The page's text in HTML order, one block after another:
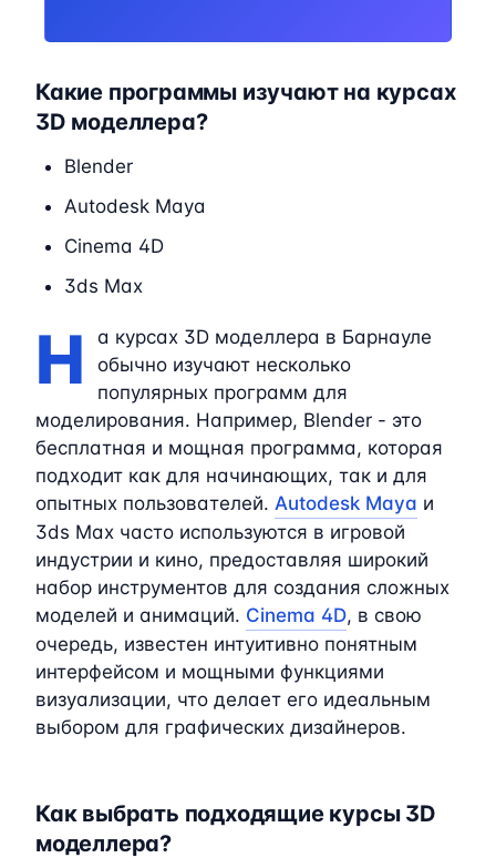
Какие программы изучают на курсах
3D моделлера?
Blender
Autodesk Maya
Cinema 4D
3ds Max
Н
а курсах 3D моделлера в Барнауле
обычно изучают несколько
популярных программ для
моделирования. Например, Blender - это
бесплатная и мощная программа, которая
подходит как для начинающих, так и для
опытных пользователей. Autodesk Maya и
3ds Max часто используются в игровой
индустрии и кино, предоставляя широкий
набор инструментов для создания сложных
моделей и анимаций. Cinema 4D, в свою
очередь, известен интуитивно понятным
интерфейсом и мощными функциями
визуализации, что делает его идеальным
выбором для графических дизайнеров.
Как выбрать подходящие курсы 3D
моделлера?